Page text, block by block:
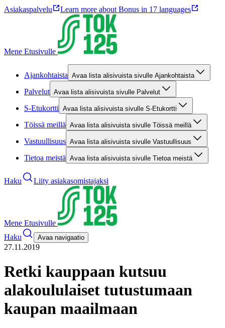
Asiakaspalvelu Learn more about Bonus in 17 languages
Mene Etusivulle
Ajankohtaista Avaa lista alisivuista sivulle Ajankohtaista
Palvelut Avaa lista alisivuista sivulle Palvelut
S-Etukortti Avaa lista alisivuista sivulle S-Etukortti
Töissä meillä Avaa lista alisivuista sivulle Töissä meillä
Vastuullisuus Avaa lista alisivuista sivulle Vastuullisuus
Tietoa meistä Avaa lista alisivuista sivulle Tietoa meistä
Haku Liity asiakasomistajaksi
Mene Etusivulle
Haku
Avaa navigaatio
27.11.2019
Retki kauppaan kutsuu
alakoululaiset tutustumaan
kaupan maailmaan